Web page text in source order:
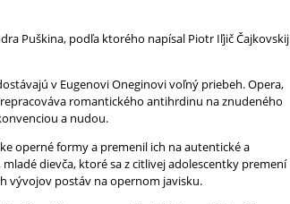
Puškina, podľa ktorého napísal Piotr Iľjič Čajkovskij
v Eugenovi Oneginovi voľný priebeh. Opera,
romantického antihrdinu na znudeného
a nudou.
operné formy a premenil ich na autentické a
dievča, ktoré sa z citlivej adolescentky premení
vývojov postáv na opernom javisku.